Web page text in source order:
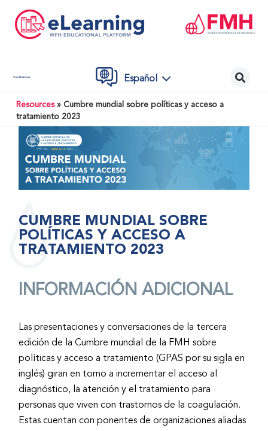
Contáctenos Español
Resources» Cumbre mundial sobre políticas y acceso a
tratamiento 2023
CUMBRE MUNDIAL SOBRE
POLÍTICAS Y ACCESO A
TRATAMIENTO 2023
INFORMACIÓN ADICIONAL
Las presentaciones y conversaciones de la tercera
edición de la Cumbre mundial de la FMH sobre
políticas y acceso a tratamiento (GPAS por su sigla en
inglés) giran en torno a incrementar el acceso al
diagnóstico, la atención y el tratamiento para
personas que viven con trastornos de la coagulación.
Estas cuentan con ponentes de organizaciones aliadas